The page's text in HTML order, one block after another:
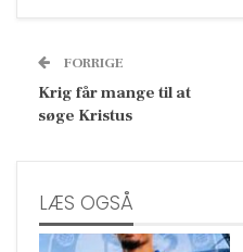
FORRIGE
Krig får mange til at
søge Kristus
LÆS OGSÅ